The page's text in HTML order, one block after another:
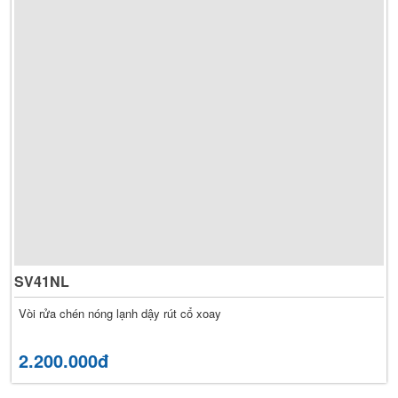
SV41NL
Vòi rửa chén nóng lạnh dậy rút cổ xoay
2.200.000đ